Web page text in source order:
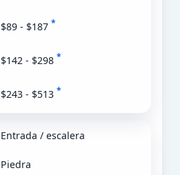
$89 - $187 *
$142 - $298 *
$243 - $513 *
Entrada / escalera
Piedra